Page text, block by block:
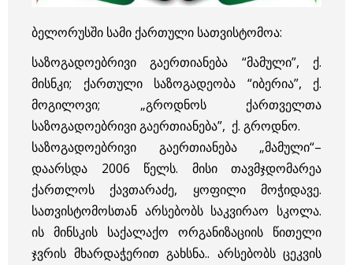
ბელორუსში სამი ქართული სათვისტომოა:
საზოგადოებრივი გაერთიანება “მამული”, ქ.
მისნკი; ქართული საზოგადეობა “იბერია”, ქ.
მოგილოვი; „გროდნოს ქართველთა
საზოგადოებრივი გაერთიანება”, ქ. გროდნო.
საზოგადოებრივი გაერთიანება „მამული“–
დაარსდა 2006 წელს. მისი თავმჯდომარეა
ქართლოს ქავთარაძე, ყოფილი მოჭიდავე.
სათვისტომოსთან არსებობს საკვირაო სკოლა.
ის მინსკის საქალაქო ორგანიზაციის წითელი
ჯვრის მხარდაჭერით გახსნა.. არსებობს ცეკვის